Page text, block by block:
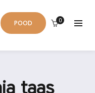
POOD 0
taas